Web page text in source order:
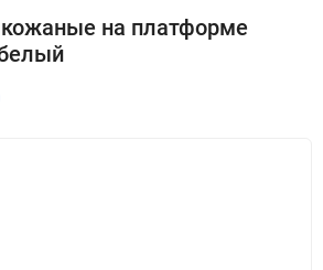
на платформе